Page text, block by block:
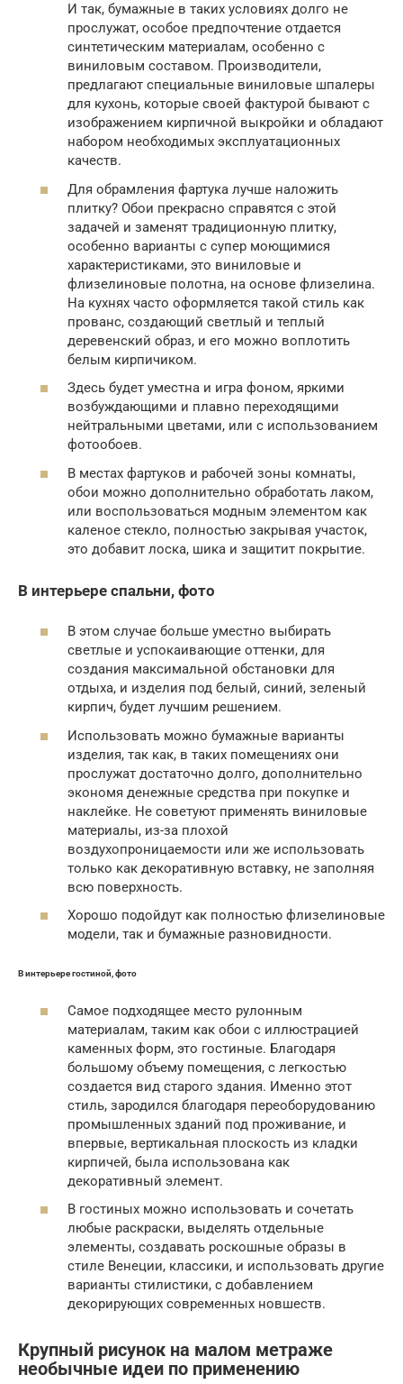
И так, бумажные в таких условиях долго не
прослужат, особое предпочтение отдается
синтетическим материалам, особенно с
виниловым составом. Производители,
предлагают специальные виниловые шпалеры
для кухонь, которые своей фактурой бывают с
изображением кирпичной выкройки и обладают
набором необходимых эксплуатационных
качеств.
Для обрамления фартука лучше наложить
плитку? Обои прекрасно справятся с этой
задачей и заменят традиционную плитку,
особенно варианты с супер моющимися
характеристиками, это виниловые и
флизелиновые полотна, на основе флизелина.
На кухнях часто оформляется такой стиль как
прованс, создающий светлый и теплый
деревенский образ, и его можно воплотить
белым кирпичиком.
Здесь будет уместна и игра фоном, яркими
возбуждающими и плавно переходящими
нейтральными цветами, или с использованием
фотообоев.
В местах фартуков и рабочей зоны комнаты,
обои можно дополнительно обработать лаком,
или воспользоваться модным элементом как
каленое стекло, полностью закрывая участок,
это добавит лоска, шика и защитит покрытие.
В интерьере спальни, фото
В этом случае больше уместно выбирать
светлые и успокаивающие оттенки, для
создания максимальной обстановки для
отдыха, и изделия под белый, синий, зеленый
кирпич, будет лучшим решением.
Использовать можно бумажные варианты
изделия, так как, в таких помещениях они
прослужат достаточно долго, дополнительно
экономя денежные средства при покупке и
наклейке. Не советуют применять виниловые
материалы, из-за плохой
воздухопроницаемости или же использовать
только как декоративную вставку, не заполняя
всю поверхность.
Хорошо подойдут как полностью флизелиновые
модели, так и бумажные разновидности.
В интерьере гостиной, фото
Самое подходящее место рулонным
материалам, таким как обои с иллюстрацией
каменных форм, это гостиные. Благодаря
большому объему помещения, с легкостью
создается вид старого здания. Именно этот
стиль, зародился благодаря переоборудованию
промышленных зданий под проживание, и
впервые, вертикальная плоскость из кладки
кирпичей, была использована как
декоративный элемент.
В гостиных можно использовать и сочетать
любые раскраски, выделять отдельные
элементы, создавать роскошные образы в
стиле Венеции, классики, и использовать другие
варианты стилистики, с добавлением
декорирующих современных новшеств.
Крупный рисунок на малом метраже
необычные идеи по применению